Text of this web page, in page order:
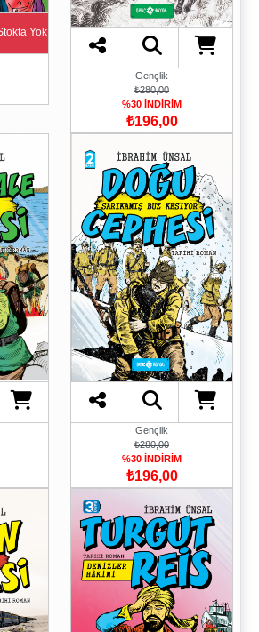
Yok
Gençlik
₺280,00
%30 İNDİRİM
₺196,00
Gençlik
₺280,00
%30 İNDİRİM
₺196,00